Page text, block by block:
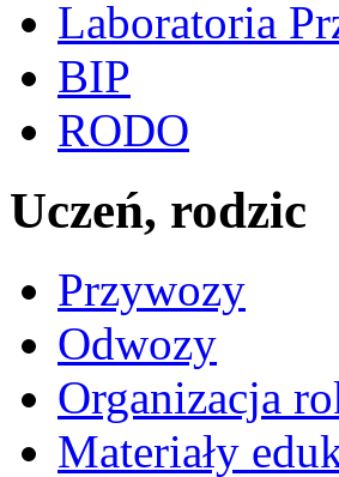
Laboratoria
BIP
RODO
Uczeń, rodzic
Przywozy
Odwozy
Organizacja
Materiały